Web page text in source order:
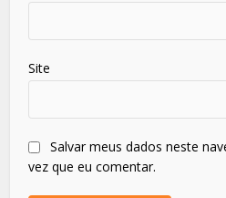
Site
Salvar meus dados neste
vez que eu comentar.